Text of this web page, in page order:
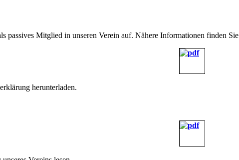
passives Mitglied in unseren Verein auf. Nähere Informationen finden Sie
herunterladen.